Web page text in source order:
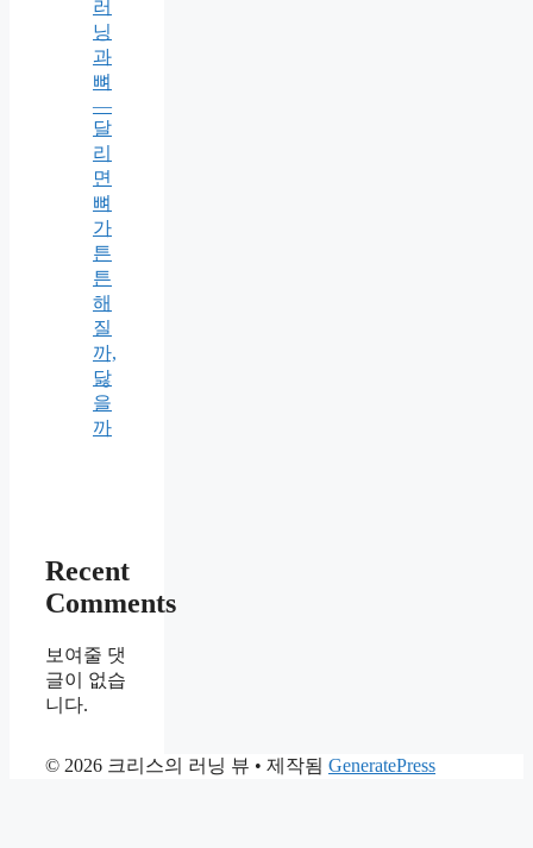
러
닝
과
뼈
—
달
리
면
뼈
가
튼
튼
해
질
까,
닳
을
까
Recent
Comments
보여줄 댓
글이 없습
니다.
© 2026 크리스의 러닝 뷰 • 제작됨 GeneratePress